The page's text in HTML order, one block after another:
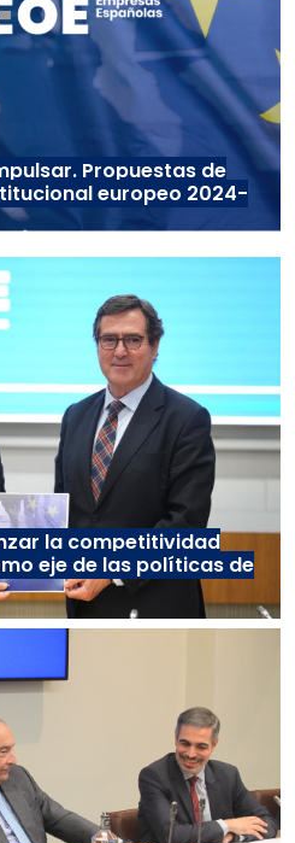
Propuestas de
europeo 2024-
la competitividad
eje de las políticas de